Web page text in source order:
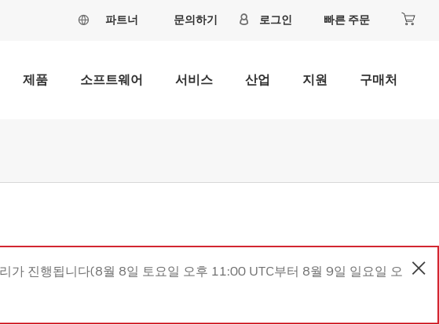
파트너 문의하기 로그인 빠른 주문
제품 소프트웨어 서비스 산업 지원 구매처
가 진행됩니다(8월 8일 토요일 오후 11:00 UTC부터 8월 9일 일요일 오